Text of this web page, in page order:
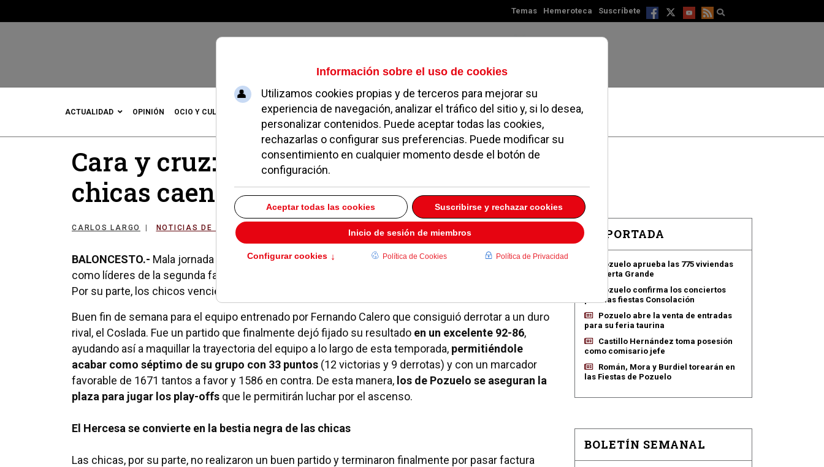
Temas Hemeroteca Suscríbete
Viernes, 07 de agosto de 2026
ACTUALIDAD OPINIÓN OCIO Y CULTURA DEPORTES MADRID NOROESTE SOCIEDAD MAGAZINE SERVICIOS
Cara y cruz: los chicos vencen, las
chicas caen derrotadas
CARLOS LARGO NOTICIAS DE POZUELO
BALONCESTO.- Mala jornada para las chicas del Pozuelo, que tras su buena racha de victorias
como líderes de la segunda fase, firmaron el pasado domingo su segunda derrota frente al Hercesa.
Por su parte, los chicos vencieron al Coslada y terminan la liga como séptimos de su grupo.
Buen fin de semana para el equipo entrenado por Fernando Calero que consiguió derrotar a un duro
rival, el Coslada. Fue un partido que finalmente dejó fijado su resultado en un excelente 92-86,
ayudando así a maquillar la trayectoria del equipo a lo largo de esta temporada, permitiéndole
acabar como séptimo de su grupo con 33 puntos (12 victorias y 9 derrotas) y con un marcador
favorable de 1671 tantos a favor y 1586 en contra. De esta manera, los de Pozuelo se aseguran la
plaza para jugar los play-offs que le permitirán luchar por el ascenso.
El Hercesa se convierte en la bestia negra de las chicas
Las chicas, por su parte, no realizaron un buen partido y terminaron finalmente por pasar factura
EN PORTADA
Pozuelo aprueba las 775 viviendas
de Huerta Grande
Pozuelo confirma los conciertos
para las fiestas Consolación
Pozuelo abre la venta de entradas
para su feria taurina
Castillo Hernández toma posesión
como comisario jefe
Román, Mora y Burdiel torearán en
las Fiestas de Pozuelo
BOLETÍN SEMANAL